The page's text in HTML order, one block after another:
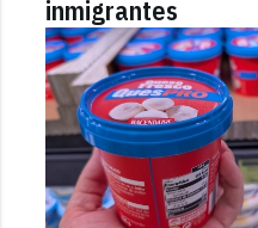
inmigrantes